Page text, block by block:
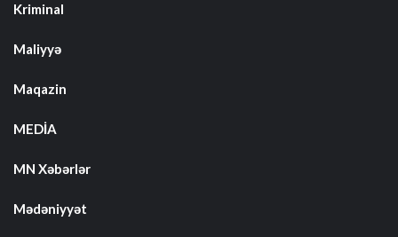
Kriminal
Maliyyə
Maqazin
MEDİA
MN Xəbərlər
Mədəniyyət